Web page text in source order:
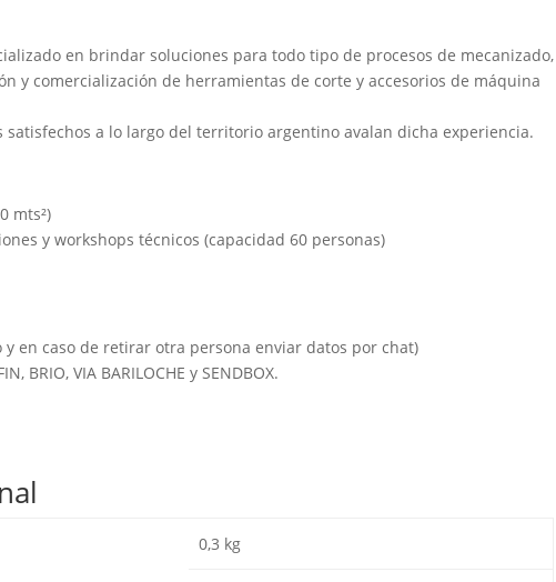
en brindar soluciones para todo tipo de procesos de mecanizado,
y comercialización de herramientas de corte y accesorios de máquina
satisfechos a lo largo del territorio argentino avalan dicha experiencia.
mts²)
y workshops técnicos (capacidad 60 personas)
y en caso de retirar otra persona enviar datos por chat)
BRIO, VIA BARILOCHE y SENDBOX.
0,3 kg